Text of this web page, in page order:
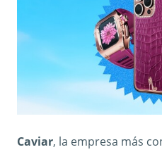
Caviar, la empresa más